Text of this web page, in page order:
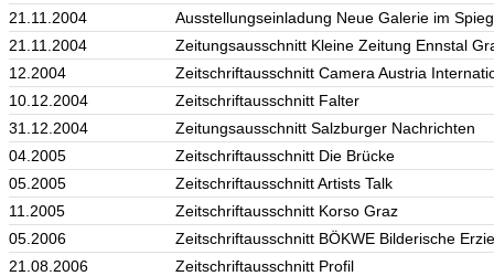
21.11.2004
Ausstellungseinladung Neue Galerie im
21.11.2004
Zeitungsausschnitt Kleine Zeitung Ennstal
12.2004
Zeitschriftausschnitt Camera Austria
10.12.2004
Zeitschriftausschnitt Falter
31.12.2004
Zeitungsausschnitt Salzburger Nachrichten
04.2005
Zeitschriftausschnitt Die Brücke
05.2005
Zeitschriftausschnitt Artists Talk
11.2005
Zeitschriftausschnitt Korso Graz
05.2006
Zeitschriftausschnitt BÖKWE Bilderische
21.08.2006
Zeitschriftausschnitt Profil